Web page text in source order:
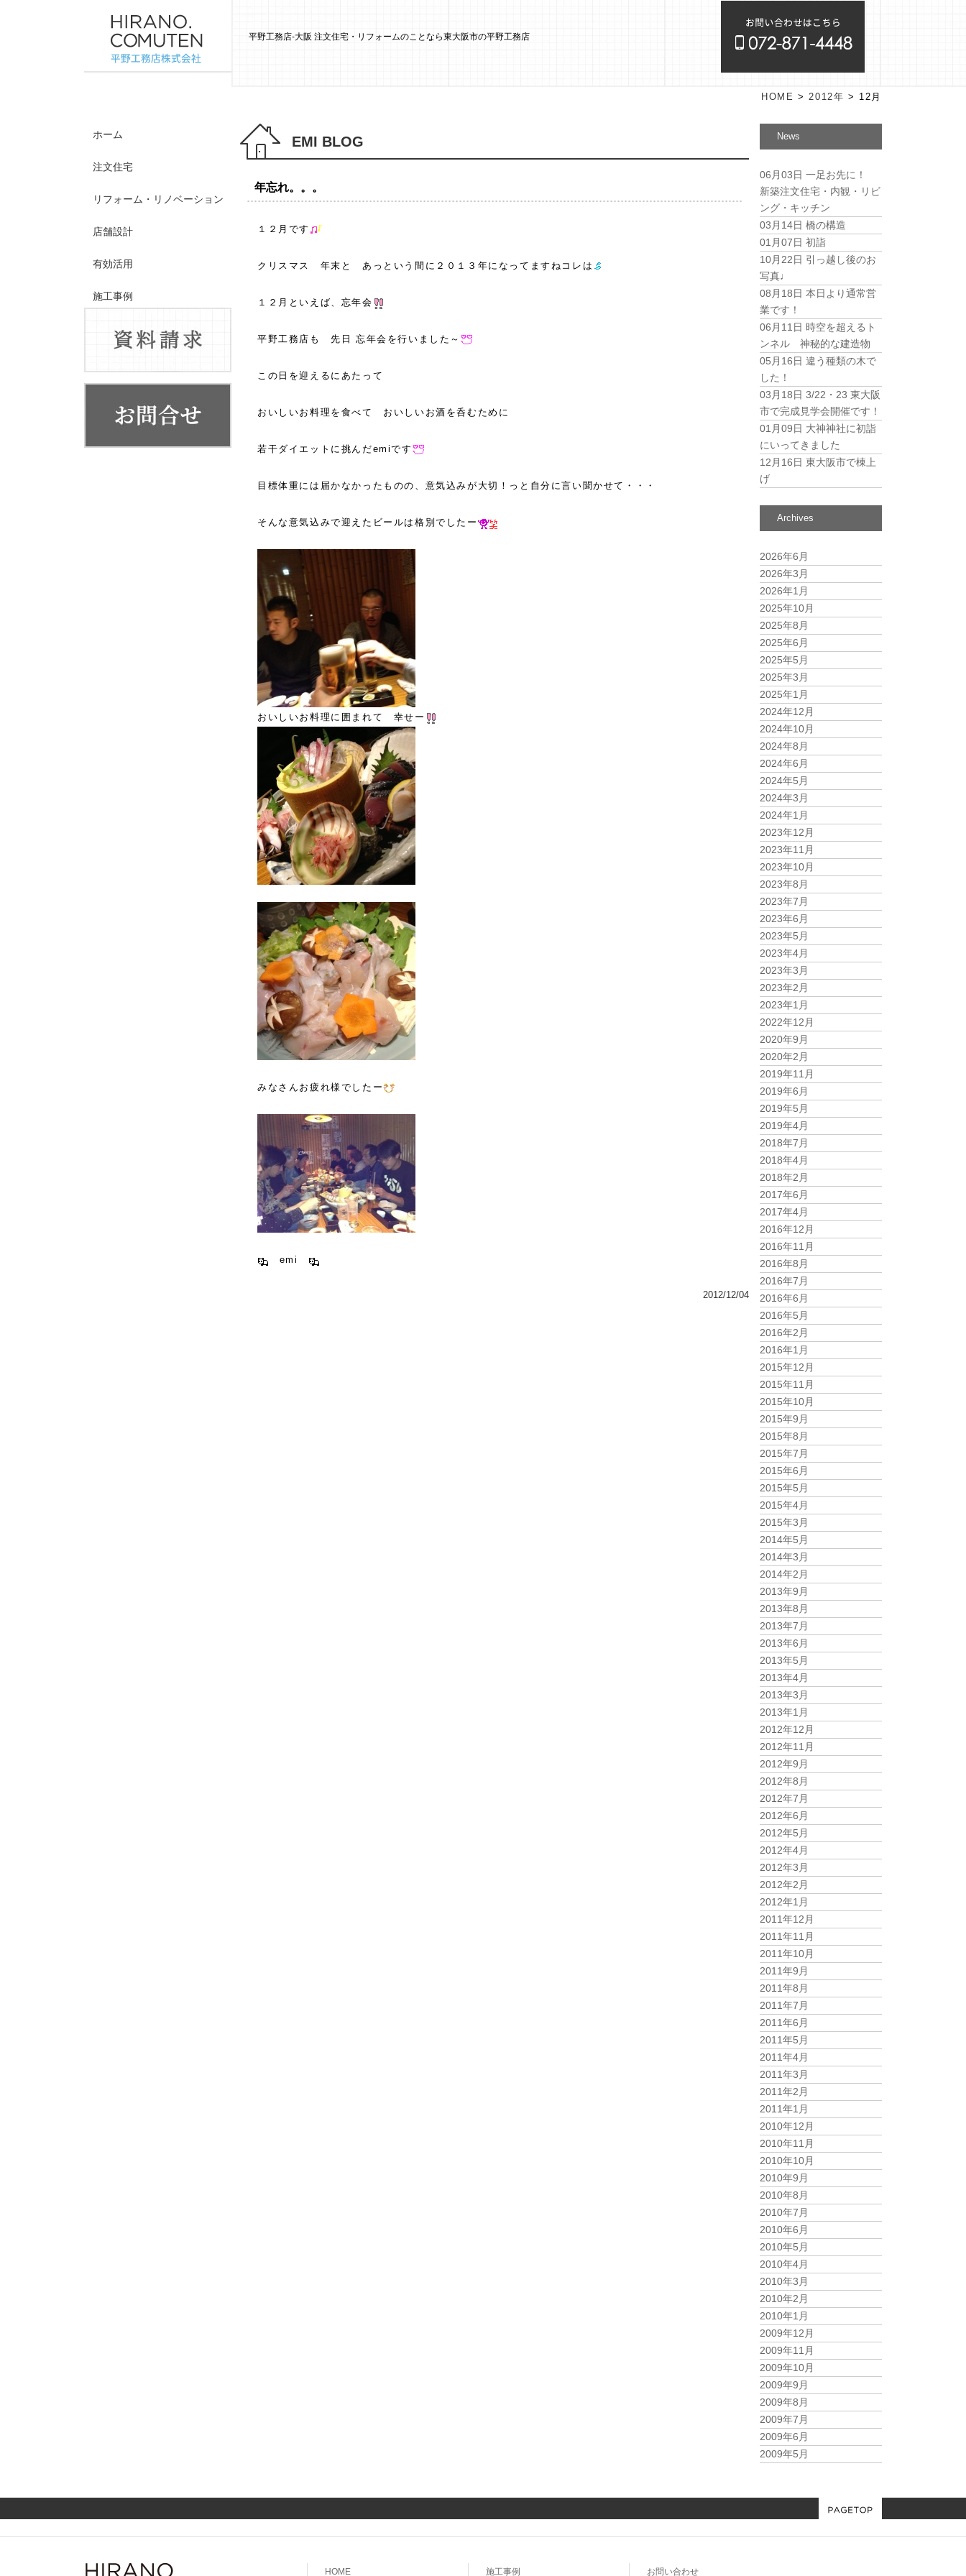
平野工務店-大阪 注文住宅・リフォームのことなら東大阪市の平野工務店
ホーム
注文住宅
リフォーム・リノベーション
店舗設計
有効活用
施工事例
お客様の声
HOME >2012年 > 12月
EMI BLOG
年忘れ。。。
１２月です
クリスマス 年末と あっという間に２０１３年になってますねコレは
１２月といえば、忘年会
平野工務店も 先日 忘年会を行いました～
この日を迎えるにあたって
おいしいお料理を食べて おいしいお酒を呑むために
若干ダイエットに挑んだemiです
目標体重には届かなかったものの、意気込みが大切！っと自分に言い聞かせて・・・
そんな意気込みで迎えたビールは格別でしたー
おいしいお料理に囲まれて 幸せー
みなさんお疲れ様でしたー
emi
2012/12/04
News
06月03日 一足お先に！
新築注文住宅・内観・リビ
ング・キッチン
03月14日 橋の構造
01月07日 初詣
10月22日 引っ越し後のお
写真♩
08月18日 本日より通常営
業です！
06月11日 時空を超えるト
ンネル 神秘的な建造物
05月16日 違う種類の木で
した！
03月18日 3/22・23 東大阪
市で完成見学会開催です！
01月09日 大神神社に初詣
にいってきました
12月16日 東大阪市で棟上
げ
Archives
2026年6月
2026年3月
2026年1月
2025年10月
2025年8月
2025年6月
2025年5月
2025年3月
2025年1月
2024年12月
2024年10月
2024年8月
2024年6月
2024年5月
2024年3月
2024年1月
2023年12月
2023年11月
2023年10月
2023年8月
2023年7月
2023年6月
2023年5月
2023年4月
2023年3月
2023年2月
2023年1月
2022年12月
2020年9月
2020年2月
2019年11月
2019年6月
2019年5月
2019年4月
2018年7月
2018年4月
2018年2月
2017年6月
2017年4月
2016年12月
2016年11月
2016年8月
2016年7月
2016年6月
2016年5月
2016年2月
2016年1月
2015年12月
2015年11月
2015年10月
2015年9月
2015年8月
2015年7月
2015年6月
2015年5月
2015年4月
2015年3月
2014年5月
2014年3月
2014年2月
2013年9月
2013年8月
2013年7月
2013年6月
2013年5月
2013年4月
2013年3月
2013年1月
2012年12月
2012年11月
2012年9月
2012年8月
2012年7月
2012年6月
2012年5月
2012年4月
2012年3月
2012年2月
2012年1月
2011年12月
2011年11月
2011年10月
2011年9月
2011年8月
2011年7月
2011年6月
2011年5月
2011年4月
2011年3月
2011年2月
2011年1月
2010年12月
2010年11月
2010年10月
2010年9月
2010年8月
2010年7月
2010年6月
2010年5月
2010年4月
2010年3月
2010年2月
2010年1月
2009年12月
2009年11月
2009年10月
2009年9月
2009年8月
2009年7月
2009年6月
2009年5月
HOME 施工事例 お問い合わせ